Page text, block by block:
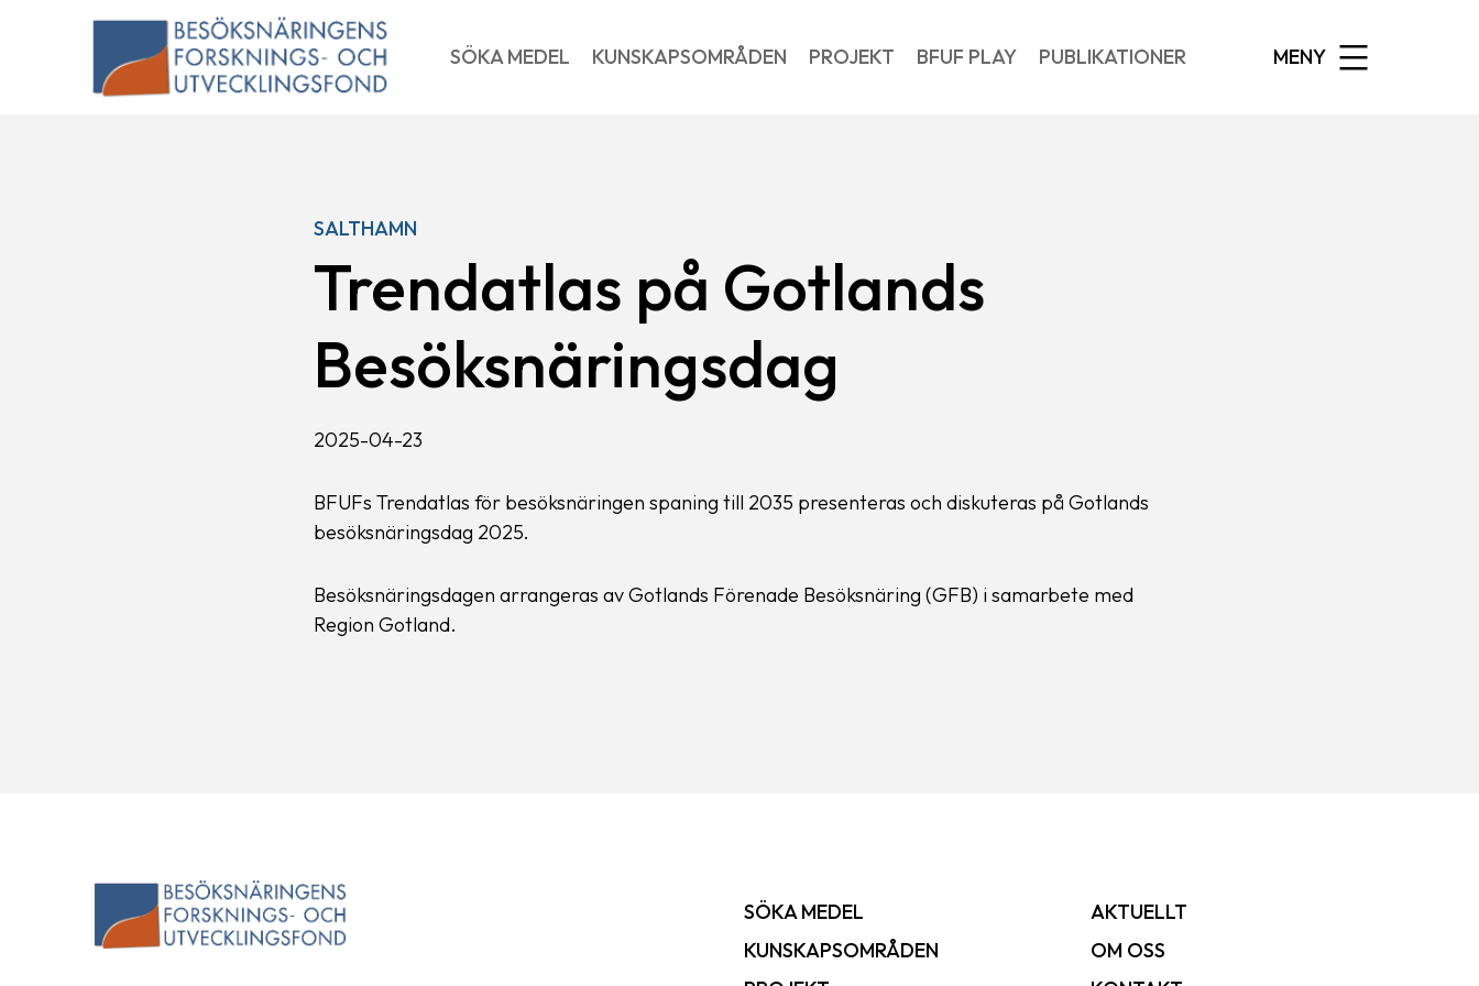
SÖKA MEDEL KUNSKAPSOMRÅDEN PROJEKT BFUF PLAY PUBLIKATIONER MENY
EXPANDED
SALTHAMN
Trendatlas på Gotlands
Besöksnäringsdag
2025-04-23
BFUFs Trendatlas för besöksnäringen spaning till 2035 presenteras och diskuteras på Gotlands
besöksnäringsdag 2025.
Besöksnäringsdagen arrangeras av Gotlands Förenade Besöksnäring (GFB) i samarbete med
Region Gotland.
SÖKA MEDEL
KUNSKAPSOMRÅDEN
AKTUELLT
OM OSS